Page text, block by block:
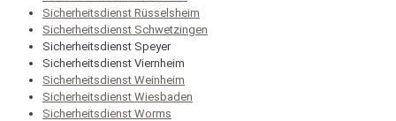
Sicherheitsdienst Rüsselsheim
Sicherheitsdienst Schwetzingen
Sicherheitsdienst Speyer
Sicherheitsdienst Viernheim
Sicherheitsdienst Weinheim
Sicherheitsdienst Wiesbaden
Sicherheitsdienst Worms